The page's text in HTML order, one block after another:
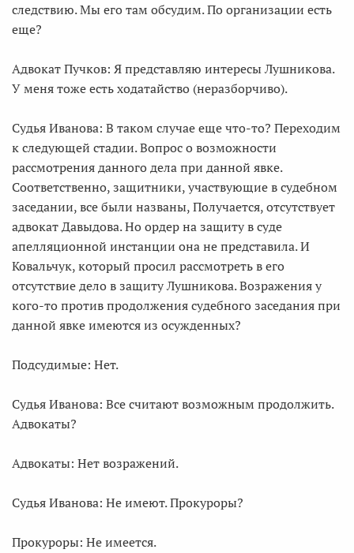
следствию. Мы его там обсудим. По организации есть
еще?
Адвокат Пучков: Я представляю интересы Лушникова.
У меня тоже есть ходатайство (неразборчиво).
Судья Иванова: В таком случае еще что-то? Переходим
к следующей стадии. Вопрос о возможности
рассмотрения данного дела при данной явке.
Соответственно, защитники, участвующие в судебном
заседании, все были названы, Получается, отсутствует
адвокат Давыдова. Но ордер на защиту в суде
апелляционной инстанции она не представила. И
Ковальчук, который просил рассмотреть в его
отсутствие дело в защиту Лушникова. Возражения у
кого-то против продолжения судебного заседания при
данной явке имеются из осужденных?
Подсудимые: Нет.
Судья Иванова: Все считают возможным продолжить.
Адвокаты?
Адвокаты: Нет возражений.
Судья Иванова: Не имеют. Прокуроры?
Прокуроры: Не имеется.